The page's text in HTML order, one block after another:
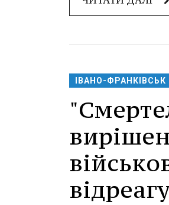
ІВАНО-ФРАНКІВСЬК